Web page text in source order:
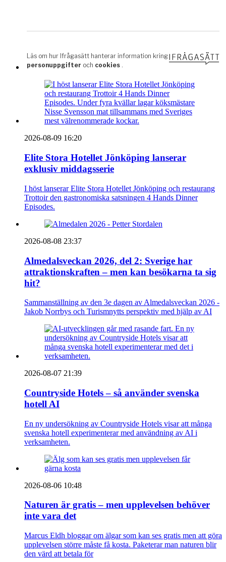
2026-08-09 16:20
Elite Stora Hotellet Jönköping lanserar
exklusiv middagsserie
I höst lanserar Elite Stora Hotellet Jönköping och restaurang
Trottoir den gastronomiska satsningen 4 Hands Dinner
Episodes.
2026-08-08 23:37
Almedalsveckan 2026, del 2: Sverige har
attraktionskraften – men kan besökarna ta sig
hit?
Sammanställning av den 3e dagen av Almedalsveckan 2026 -
Jakob Norrbys och Turismnytts perspektiv med hjälp av AI
2026-08-07 21:39
Countryside Hotels – så använder svenska
hotell AI
En ny undersökning av Countryside Hotels visar att många
svenska hotell experimenterar med användning av AI i
verksamheten.
2026-08-06 10:48
Naturen är gratis – men upplevelsen behöver
inte vara det
Marcus Eldh bloggar om älgar som kan ses gratis men att göra
upplevelsen större måste få kosta. Paketerar man naturen blir
den värd att betala för